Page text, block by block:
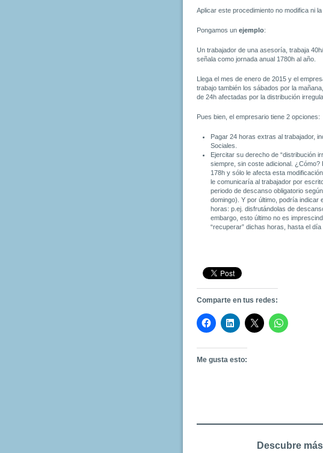
Aplicar este procedimiento no modifica ni
Pongamos un ejemplo:
Un trabajador de una asesoría, trabaja
señala como jornada anual 1780h al año.
Llega el mes de enero de 2015 y el
trabajo también los sábados por la
de 24h afectadas por la distribución
Pues bien, el empresario tiene 2 opciones:
Pagar 24 horas extras al trabajador,
Sociales.
Ejercitar su derecho de “distribución
siempre, sin coste adicional. ¿Cómo?
178h y sólo le afecta esta
le comunicaría al trabajador por
periodo de descanso obligatorio
domingo). Y por último, podría
horas: p.ej. disfrutándolas de
embargo, esto último no es
“recuperar” dichas horas, hasta el día
Comparte en tus redes:
Me gusta esto:
Descubre